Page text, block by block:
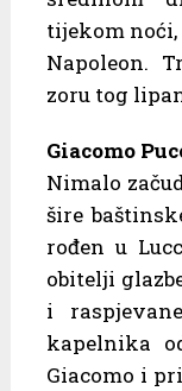
tijekom noći,
Napoleon.
zoru tog
Giacomo
Nimalo
šire
rođen u
obitelji
i
kapelnika
Giacomo i